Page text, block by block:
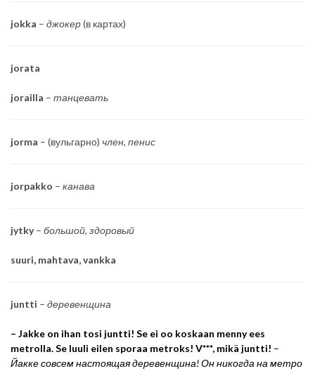
jokka – джокер(в картах)
jorata
jorailla – танцевать
jorma – (вульгарно) член, пенис
jorpakko – канава
jytky– большой, здоровый
suuri, mahtava, vankka
juntti – деревенщина
– Jakke on ihan tosi juntti! Se ei oo koskaan menny ees
metrolla. Se luuli eilen sporaa metroks! V***, mikä juntti! –
Йакке совсем настоящая деревенщина! Он никогда на метро